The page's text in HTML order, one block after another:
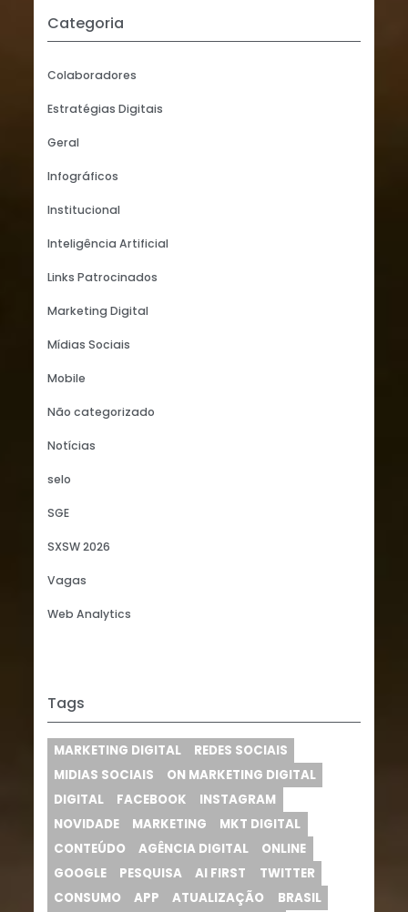
Categoria
Colaboradores
Estratégias Digitais
Geral
Infográficos
Institucional
Inteligência Artificial
Links Patrocinados
Marketing Digital
Mídias Sociais
Mobile
Não categorizado
Notícias
selo
SGE
SXSW 2026
Vagas
Web Analytics
Tags
MARKETING DIGITAL
REDES SOCIAIS
MIDIAS SOCIAIS
ON MARKETING DIGITAL
DIGITAL
FACEBOOK
INSTAGRAM
NOVIDADE
MARKETING
MKT DIGITAL
CONTEÚDO
AGÊNCIA DIGITAL
ONLINE
GOOGLE
PESQUISA AI FIRST
TWITTER
CONSUMO
APP ATUALIZAÇÃO
BRASIL